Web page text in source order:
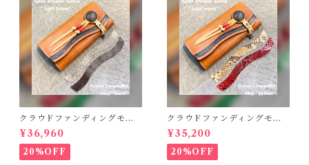
クラウドファンディングモデ
ル！Cactus・カクタス ロン
グウォレット（CWBL-03）
インレイ・リザード × イタリ
アンショルダーレザー コン
¥36,960
20%OFF
クラウドファンディングモデ
ル！Cactus・カクタス ロン
グウォレット（CWBL-03）
インレイ・パイソン × イタリ
アンショルダーレザー コン
¥35,200
20%OFF